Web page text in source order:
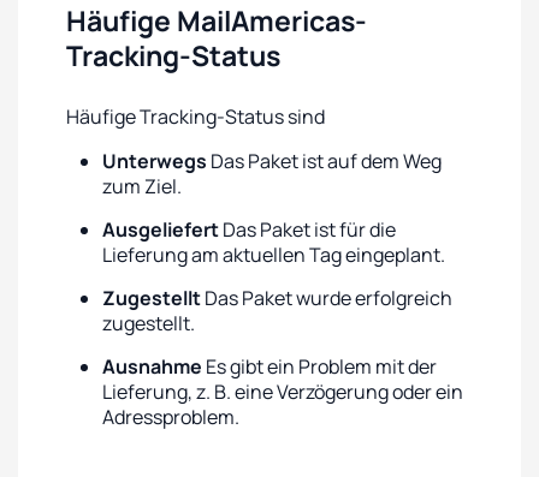
Häufige MailAmericas-
Tracking-Status
Häufige Tracking-Status sind
Unterwegs Das Paket ist auf dem Weg
zum Ziel.
AusgeliefertDas Paket ist für die
Lieferung am aktuellen Tag eingeplant.
ZugestelltDas Paket wurde erfolgreich
zugestellt.
Ausnahme Es gibt ein Problem mit der
Lieferung, z. B. eine Verzögerung oder ein
Adressproblem.